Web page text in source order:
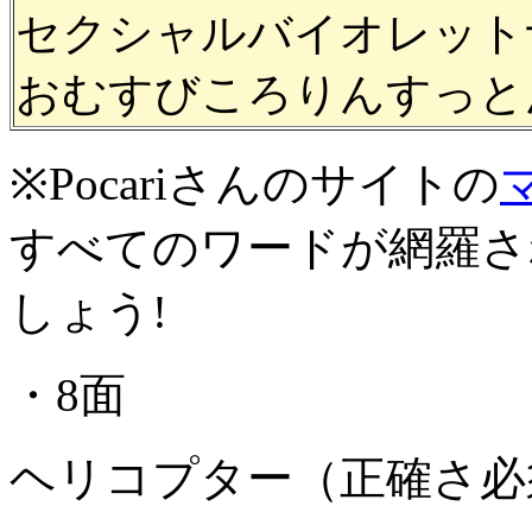
セクシャルバイオレッ
おむすびころりんすっ
※Pocariさんのサイトの
すべてのワードが網羅
しょう!
・8面
ヘリコプター（正確さ